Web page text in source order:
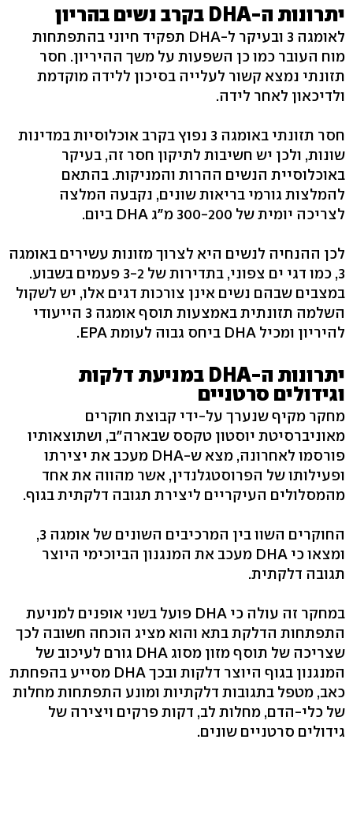
יתרונות ה-DHA בקרב נשים בהריון
לאומגה 3 ובעיקר ל-DHA תפקיד חיוני בהתפתחות
מוח העובר כמו כן השפעות על משך ההיריון. חסר
תזונתי נמצא קשור לעלייה בסיכון ללידה מוקדמת
ולדיכאון לאחר לידה.
חסר תזונתי באומגה 3 נפוץ בקרב אוכלוסיות במדינות
שונות, ולכן יש חשיבות לתיקון חסר זה, בעיקר
באוכלוסיית הנשים ההרות והמניקות. בהתאם
להמלצות גורמי בריאות שונים, נקבעה המלצה
לצריכה יומית של 300-200 מ"ג DHA ביום.
לכן ההנחיה לנשים היא לצרוך מזונות עשירים באומגה
3, כמו דגי ים צפוני, בתדירות של 3-2 פעמים בשבוע.
במצבים שבהם נשים אינן צורכות דגים אלו, יש לשקול
השלמה תזונתית באמצעות תוסף אומגה 3 הייעודי
להיריון ומכיל DHA ביחס גבוה לעומת EPA.
יתרונות ה-DHA במניעת דלקות
וגידולים סרטניים
מחקר מקיף שנערך על-ידי קבוצת חוקרים
מאוניברסיטת יוסטון טקסס שבארה"ב, ושתוצאותיו
פורסמו לאחרונה, מצא ש-DHA מעכב את יצירתו
ופעילותו של הפרוסטגלנדין, אשר מהווה את אחד
מהמסלולים העיקריים ליצירת תגובה דלקתית בגוף.
החוקרים השוו בין המרכיבים השונים של אומגה 3,
ומצאו כי DHA מעכב את המנגנון הביוכימי היוצר
תגובה דלקתית.
במחקר זה עולה כי DHA פועל בשני אופנים למניעת
התפתחות הדלקת בתא והוא מציג הוכחה חשובה לכך
שצריכה של תוסף מזון מסוג DHA גורם לעיכוב של
המנגנון בגוף היוצר דלקות ובכך DHA מסייע בהפחתת
כאב, מטפל בתגובות דלקתיות ומונע התפתחות מחלות
של כלי-הדם, מחלות לב, דקות פרקים ויצירה של
גידולים סרטניים שונים.